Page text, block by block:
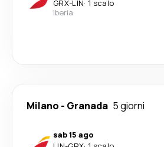
GRX-LIN· 1 scalo
Iberia
Milano - Granada 5 giorni
sab 15 ago